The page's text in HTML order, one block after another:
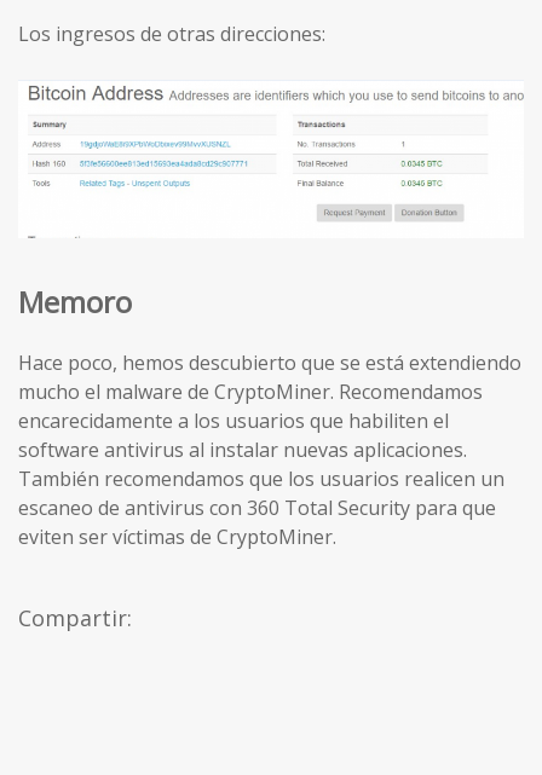
Los ingresos de otras direcciones:
Memoro
Hace poco, hemos descubierto que se está extendiendo
mucho el malware de CryptoMiner. Recomendamos
encarecidamente a los usuarios que habiliten el
software antivirus al instalar nuevas aplicaciones.
También recomendamos que los usuarios realicen un
escaneo de antivirus con 360 Total Security para que
eviten ser víctimas de CryptoMiner.
Compartir: